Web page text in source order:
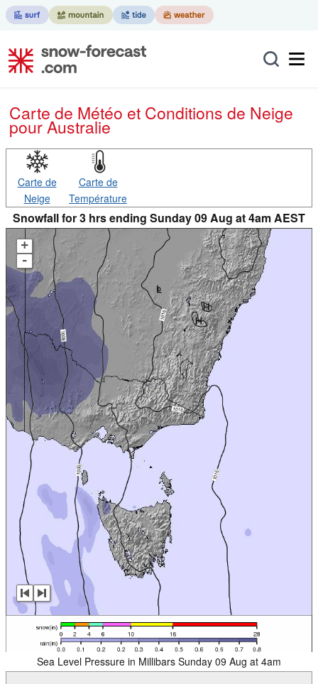
Carte de Météo et Conditions de Neige
pour Australie
Carte de
Neige
Carte de
Température
Snowfall for 3 hrs ending Sunday 09 Aug at 4am AEST
+
-
Sea Level Pressure in Millibars Sunday 09 Aug at 4am